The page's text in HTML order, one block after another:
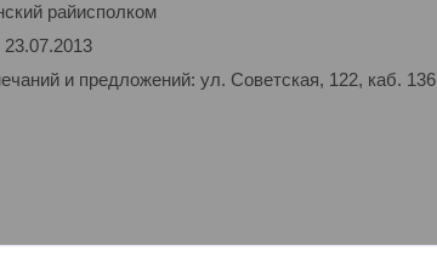
райисполком
23.07.2013
и предложений: ул. Советская, 122, каб. 136